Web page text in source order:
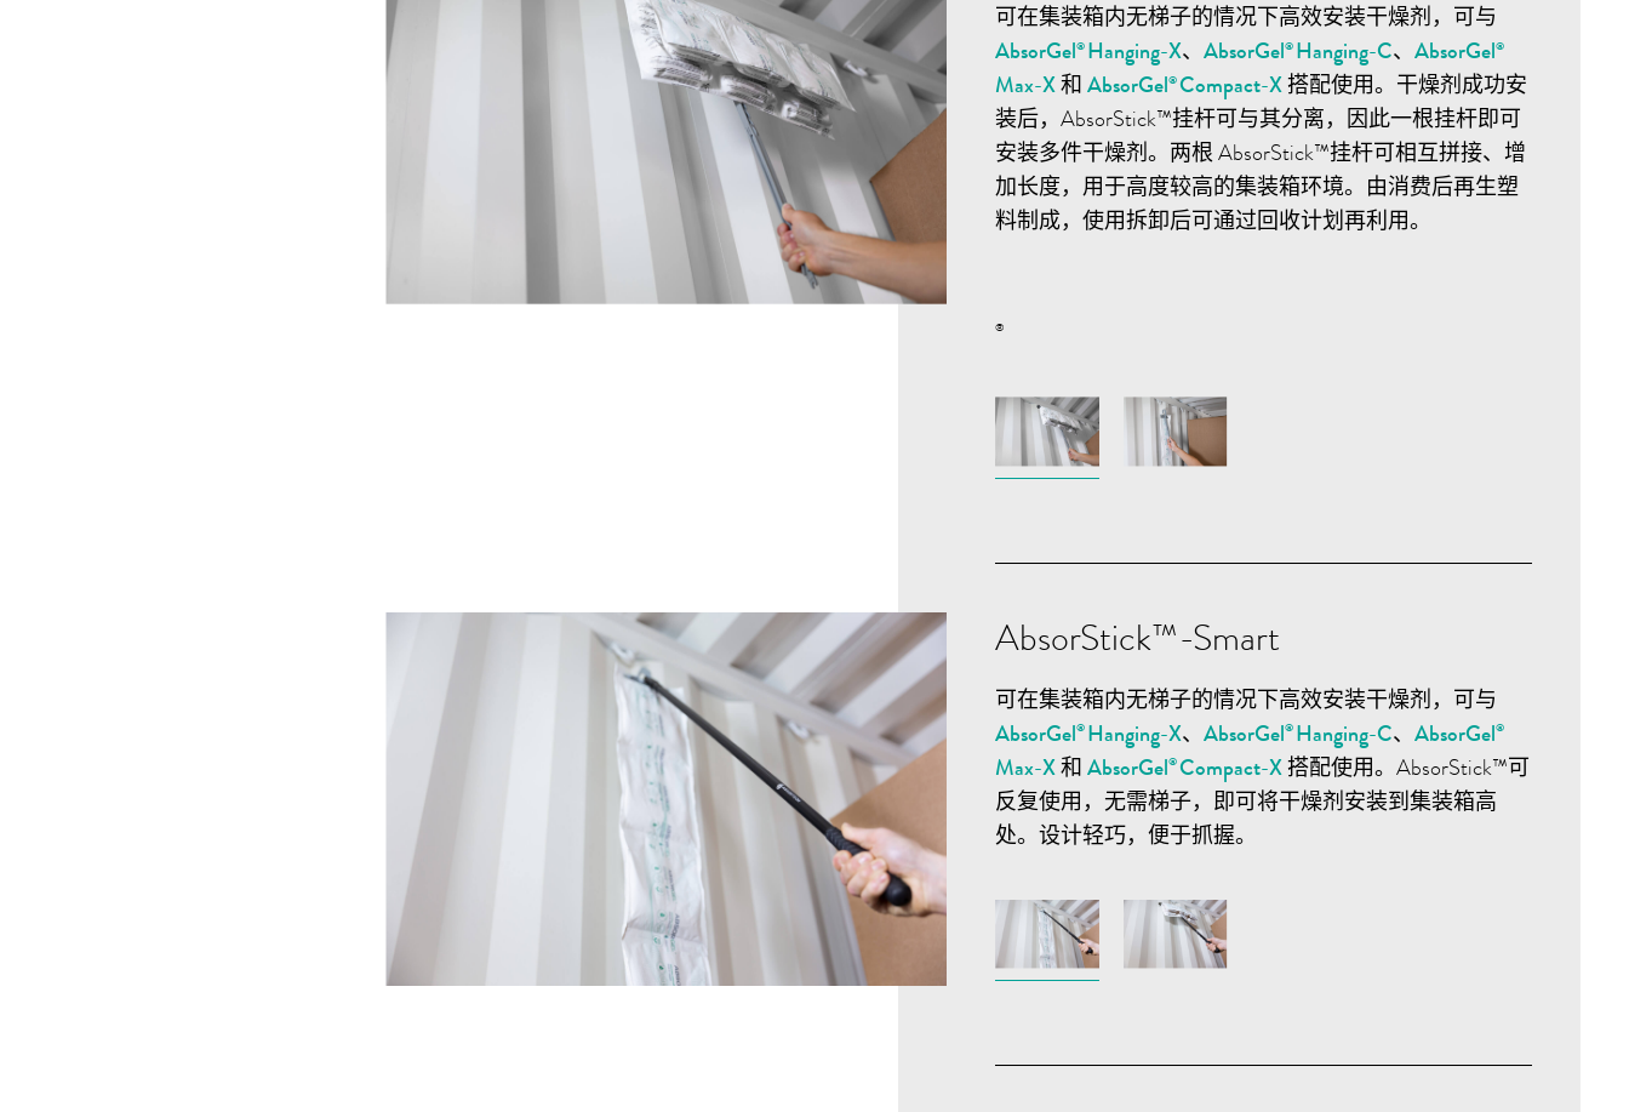
可在集装箱内无梯子的情况下高效安装干燥剂，可与
AbsorGel® Hanging-X、 AbsorGel® Hanging-C、 AbsorGel®
Max-X和AbsorGel®Compact-X搭配使用。干燥剂成功安
装后，AbsorStick™挂杆可与其分离，因此一根挂杆即可
安装多件干燥剂。两根 AbsorStick™挂杆可相互拼接、增
加长度，用于高度较高的集装箱环境。由消费后再生塑
料制成，使用拆卸后可通过回收计划再利用。
®
AbsorStick™-Smart
可在集装箱内无梯子的情况下高效安装干燥剂，可与
AbsorGel® Hanging-X、 AbsorGel® Hanging-C、 AbsorGel®
Max-X和AbsorGel®Compact-X搭配使用。AbsorStick™可
反复使用，无需梯子，即可将干燥剂安装到集装箱高
处。设计轻巧，便于抓握。